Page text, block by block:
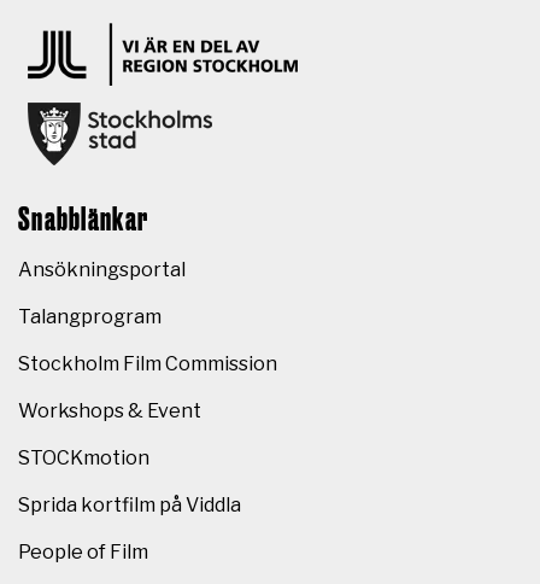
Snabblänkar
Ansökningsportal
Talangprogram
Stockholm Film Commission
Workshops & Event
STOCKmotion
Sprida kortfilm på Viddla
People of Film